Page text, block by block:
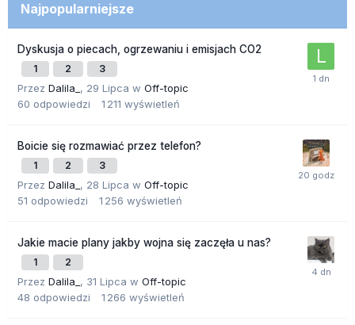
Najpopularniejsze
Dyskusja o piecach, ogrzewaniu i emisjach CO2
1 2 3
Przez Dalila_ , 29 Lipca w Off-topic
60 odpowiedzi 1 211 wyświetleń
Boicie się rozmawiać przez telefon?
1 2 3
Przez Dalila_ , 28 Lipca w Off-topic
51 odpowiedzi 1 256 wyświetleń
Jakie macie plany jakby wojna się zaczęła u nas?
1 2
Przez Dalila_ , 31 Lipca w Off-topic
48 odpowiedzi 1 266 wyświetleń